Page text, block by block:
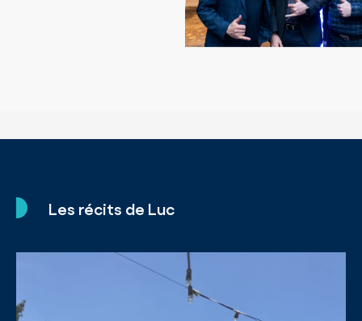
Les récits de Luc